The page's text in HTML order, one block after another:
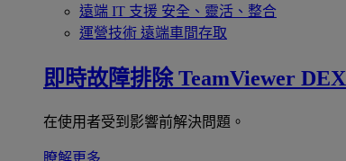
遠端 IT 支援 安全、靈活、整合
運營技術 遠端車間存取
即時故障排除 TeamViewer DEX
在使用者受到影響前解決問題。
瞭解更多